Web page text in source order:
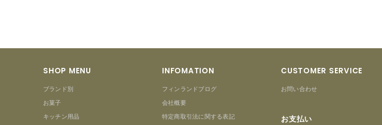
SHOP MENU
ブランド別
お菓子
キッチン用品
INFOMATION
フィンランドブログ
会社概要
特定商取引法に関する表記
CUSTOMER SERVICE
お問い合わせ
お支払い